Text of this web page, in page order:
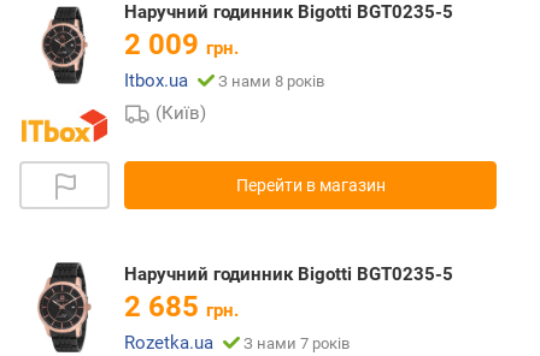
Наручний годинник Bigotti BGT0235-5
2 009 грн.
Itbox.ua
З нами 8 років
(Київ)
Перейти в магазин
Наручний годинник Bigotti BGT0235-5
2 685 грн.
Rozetka.ua
З нами 7 років